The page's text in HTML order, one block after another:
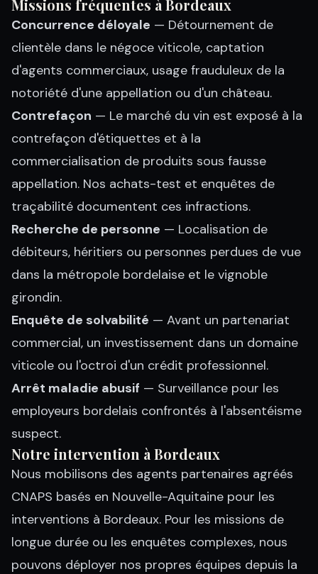
Missions fréquentes à Bordeaux
Concurrence déloyale — Détournement de
clientèle dans le négoce viticole, captation
d'agents commerciaux, usage frauduleux de la
notoriété d'une appellation ou d'un château.
Contrefaçon — Le marché du vin est exposé à la
contrefaçon d'étiquettes et à la
commercialisation de produits sous fausse
appellation. Nos achats-test et enquêtes de
traçabilité documentent ces infractions.
Recherche de personne — Localisation de
débiteurs, héritiers ou personnes perdues de vue
dans la métropole bordelaise et le vignoble
girondin.
Enquête de solvabilité — Avant un partenariat
commercial, un investissement dans un domaine
viticole ou l'octroi d'un crédit professionnel.
Arrêt maladie abusif — Surveillance pour les
employeurs bordelais confrontés à l'absentéisme
suspect.
Notre intervention à Bordeaux
Nous mobilisons des agents partenaires agréés
CNAPS basés en Nouvelle-Aquitaine pour les
interventions à Bordeaux. Pour les missions de
longue durée ou les enquêtes complexes, nous
pouvons déployer nos propres équipes depuis la